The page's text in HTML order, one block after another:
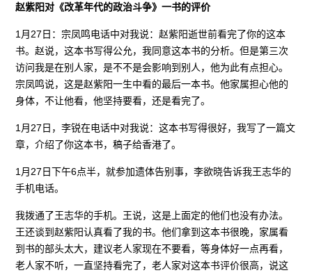
赵紫阳对《改革年代的政治斗争》一书的评价
1月27日：宗凤鸣电话中对我说：赵紫阳逝世前看完了你的这本
书。赵说，这本书写得公允，我同意这本书的分析。但是第三次
访问我是在别人家，是不不是会影响到别人，他为此有点担心。
宗凤鸣说，这是赵紫阳一生中看的最后一本书。他家属担心他的
身体，不让他看，他坚持要看，还是看完了。
1月27日，李锐在电话中对我说：这本书写得很好，我写了一篇文
章，介绍了你这本书，稿子给香港了。
1月27日下午6点半，就参加遗体告别事，李欲晓告诉我王志华的
手机电话。
我拨通了王志华的手机。王说，这是上面定的他们也没有办法。
王还谈到赵紫阳认真看了我的书。他们拿到这本书很晚，家属看
到书的部头太大，建议老人家现在不要看，等身体好一点再看，
老人家不听，一直坚持看完了，老人家对这本书评价很高，说这